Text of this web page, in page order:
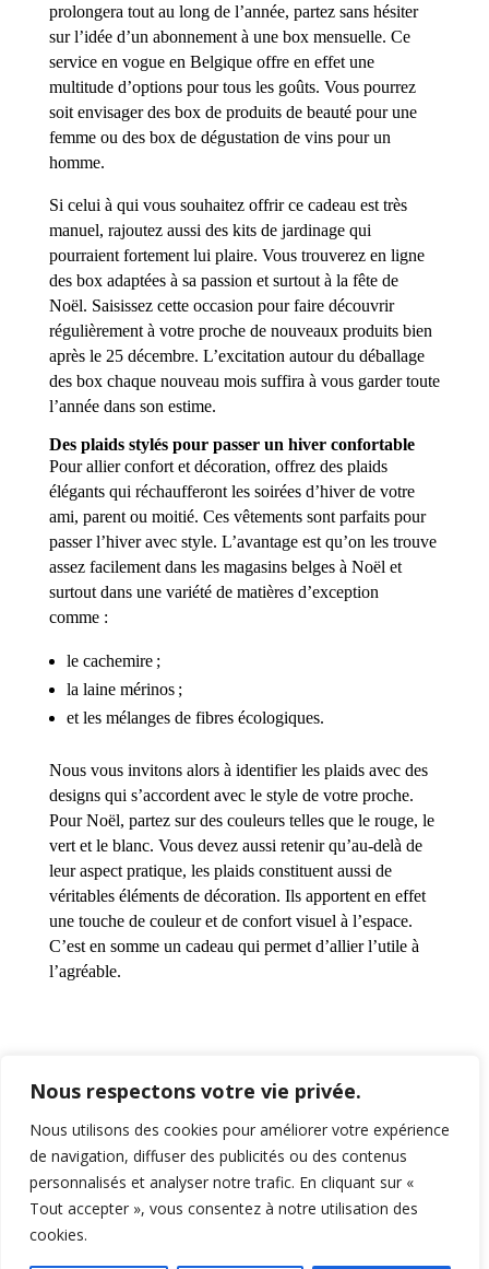
Nous respectons votre vie privée.
Nous utilisons des cookies pour améliorer votre expérience
de navigation, diffuser des publicités ou des contenus
personnalisés et analyser notre trafic. En cliquant sur «
Tout accepter », vous consentez à notre utilisation des
cookies.
prolongera tout au long de l’année, partez sans hésiter
sur l’idée d’un abonnement à une box mensuelle. Ce
service en vogue en Belgique offre en effet une
multitude d’options pour tous les goûts. Vous pourrez
soit envisager des box de produits de beauté pour une
femme ou des box de dégustation de vins pour un
homme.
Si celui à qui vous souhaitez offrir ce cadeau est très
manuel, rajoutez aussi des kits de jardinage qui
pourraient fortement lui plaire. Vous trouverez en ligne
des box adaptées à sa passion et surtout à la fête de
Noël. Saisissez cette occasion pour faire découvrir
régulièrement à votre proche de nouveaux produits bien
après le 25 décembre. L’excitation autour du déballage
des box chaque nouveau mois suffira à vous garder toute
l’année dans son estime.
Des plaids stylés pour passer un hiver confortable
Pour allier confort et décoration, offrez des plaids
élégants qui réchaufferont les soirées d’hiver de votre
ami, parent ou moitié. Ces vêtements sont parfaits pour
passer l’hiver avec style. L’avantage est qu’on les trouve
assez facilement dans les magasins belges à Noël et
surtout dans une variété de matières d’exception
comme :
le cachemire ;
la laine mérinos ;
et les mélanges de fibres écologiques.
Nous vous invitons alors à identifier les plaids avec des
designs qui s’accordent avec le style de votre proche.
Pour Noël, partez sur des couleurs telles que le rouge, le
vert et le blanc. Vous devez aussi retenir qu’au-delà de
leur aspect pratique, les plaids constituent aussi de
véritables éléments de décoration. Ils apportent en effet
une touche de couleur et de confort visuel à l’espace.
C’est en somme un cadeau qui permet d’allier l’utile à
l’agréable.
Design byLimonAD© 2026
Photos non contractuelles © La forêt des étoiles – Shutterstock – Give me
some magic